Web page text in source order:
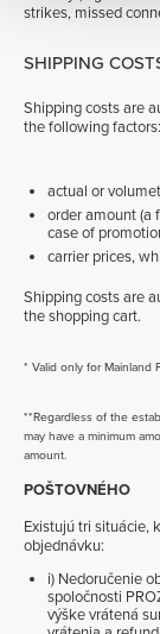
strikes, missed
SHIPPING
Shipping costs are
the following factors:
actual or
order amount (a
case of
carrier prices,
Shipping costs are
the shopping cart.
* Valid only for Mainland
**Regardless of the
may have a minimum
amount.
POŠTOVNÉHO
Existujú tri situácie,
objednávku:
i) Nedoručenie
spoločnosti
výške vrátená